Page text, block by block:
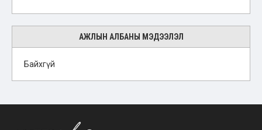
АЖЛЫН АЛБАНЫ МЭДЭЭЛЭЛ
Байхгүй